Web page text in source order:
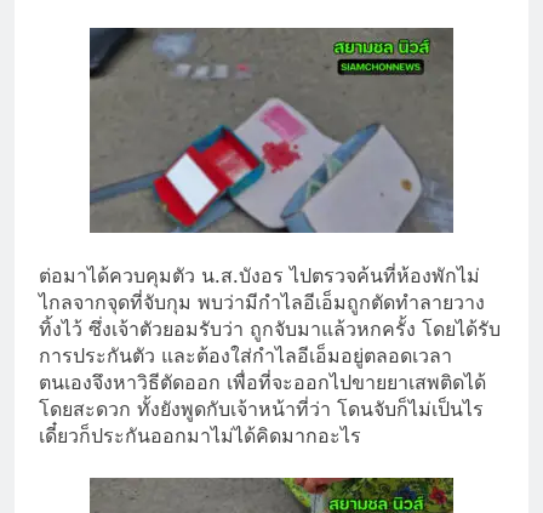
ต่อมาได้ควบคุมตัว น.ส.บังอร ไปตรวจค้นที่ห้องพักไม่
ไกลจากจุดที่จับกุม พบว่ามีกำไลอีเอ็มถูกตัดทำลายวาง
ทิ้งไว้ ซึ่งเจ้าตัวยอมรับว่า ถูกจับมาแล้วหกครั้ง โดยได้รับ
การประกันตัว และต้องใส่กำไลอีเอ็มอยู่ตลอดเวลา
ตนเองจึงหาวิธีตัดออก เพื่อที่จะออกไปขายยาเสพติดได้
โดยสะดวก ทั้งยังพูดกับเจ้าหน้าที่ว่า โดนจับก็ไม่เป็นไร
เดี๋ยวก็ประกันออกมาไม่ได้คิดมากอะไร